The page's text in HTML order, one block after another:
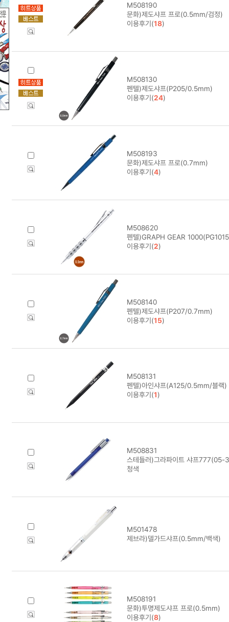
M508190
문화)제도샤프 프로(0.5mm/검정)
이용후기(18)
M508130
펜텔)제도샤프(P205/0.5mm)
이용후기(24)
M508193
문화)제도샤프 프로(0.7mm)
이용후기(4)
M508620
펜텔)GRAPH GEAR
이용후기(2)
M508140
펜텔)제도샤프(P207/0.7mm)
이용후기(15)
M508131
펜텔)아인샤프(A125/0.5mm/블랙)
이용후기(1)
M508831
스테들러)그라파이트 샤프
청색
M501478
제브라)델가드샤프(0.5mm/백색)
M508191
문화)투명제도샤프 프로(0.5mm)
이용후기(8)